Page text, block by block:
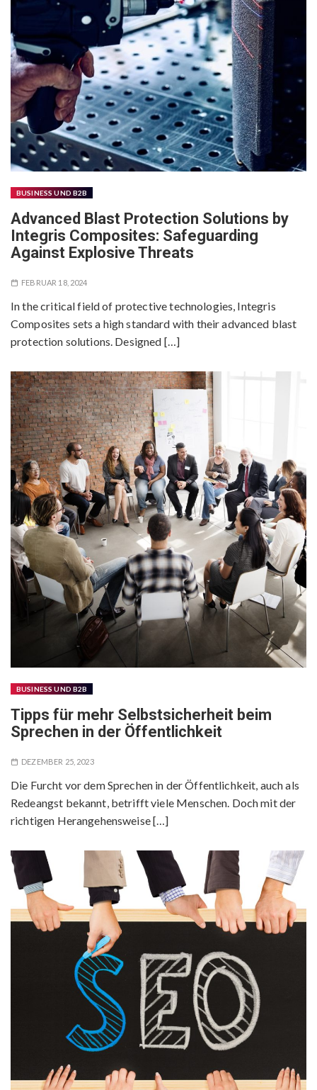
BUSINESS UND B2B
Advanced Blast Protection Solutions by
Integris Composites: Safeguarding
Against Explosive Threats
FEBRUAR 18, 2024
In the critical field of protective technologies, Integris
Composites sets a high standard with their advanced blast
protection solutions. Designed […]
BUSINESS UND B2B
Tipps für mehr Selbstsicherheit beim
Sprechen in der Öffentlichkeit
DEZEMBER 25, 2023
Die Furcht vor dem Sprechen in der Öffentlichkeit, auch als
Redeangst bekannt, betrifft viele Menschen. Doch mit der
richtigen Herangehensweise […]